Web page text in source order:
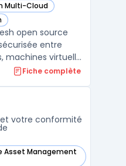
Multi-Cloud
open source
entre
machines virtuelles
IT
hybrides
Fiche complète
votre conformité
Asset Management
catégorie